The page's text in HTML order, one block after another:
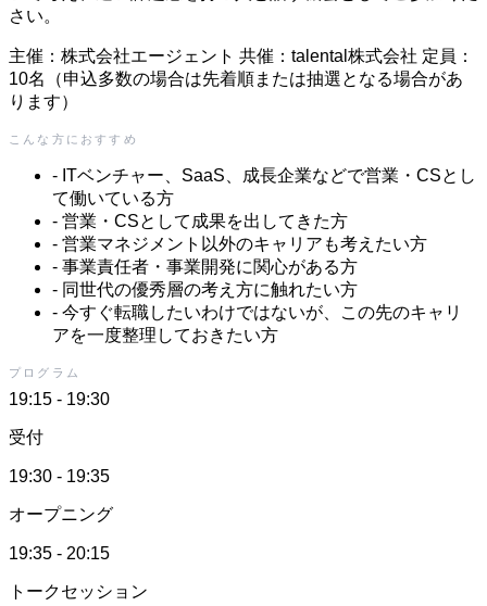
さい。
主催：株式会社エージェント 共催：talental株式会社 定員：
10名（申込多数の場合は先着順または抽選となる場合があ
ります）
こんな方におすすめ
- ITベンチャー、SaaS、成長企業などで営業・CSとし
て働いている方
- 営業・CSとして成果を出してきた方
- 営業マネジメント以外のキャリアも考えたい方
- 事業責任者・事業開発に関心がある方
- 同世代の優秀層の考え方に触れたい方
- 今すぐ転職したいわけではないが、この先のキャリ
アを一度整理しておきたい方
プログラム
19:15 - 19:30
受付
19:30 - 19:35
オープニング
19:35 - 20:15
トークセッション